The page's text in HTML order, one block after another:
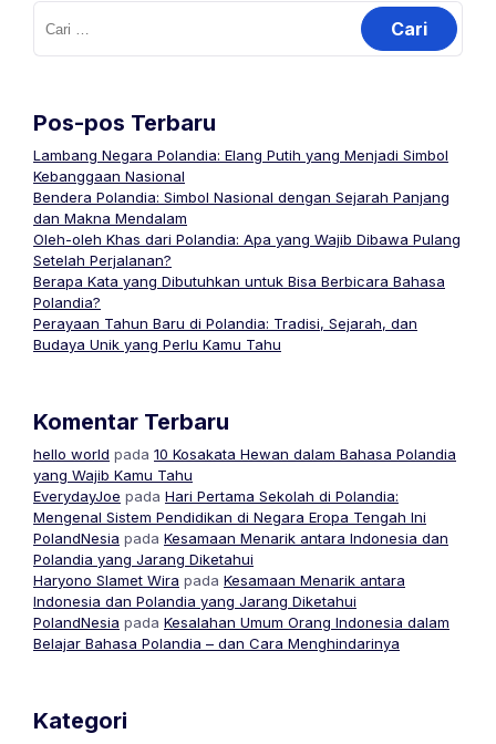
Cari
untuk:
Pos-pos Terbaru
Lambang Negara Polandia: Elang Putih yang Menjadi Simbol
Kebanggaan Nasional
Bendera Polandia: Simbol Nasional dengan Sejarah Panjang
dan Makna Mendalam
Oleh-oleh Khas dari Polandia: Apa yang Wajib Dibawa Pulang
Setelah Perjalanan?
Berapa Kata yang Dibutuhkan untuk Bisa Berbicara Bahasa
Polandia?
Perayaan Tahun Baru di Polandia: Tradisi, Sejarah, dan
Budaya Unik yang Perlu Kamu Tahu
Komentar Terbaru
hello world pada 10 Kosakata Hewan dalam Bahasa Polandia
yang Wajib Kamu Tahu
EverydayJoe pada Hari Pertama Sekolah di Polandia:
Mengenal Sistem Pendidikan di Negara Eropa Tengah Ini
PolandNesia pada Kesamaan Menarik antara Indonesia dan
Polandia yang Jarang Diketahui
Haryono Slamet Wira pada Kesamaan Menarik antara
Indonesia dan Polandia yang Jarang Diketahui
PolandNesia pada Kesalahan Umum Orang Indonesia dalam
Belajar Bahasa Polandia – dan Cara Menghindarinya
Kategori